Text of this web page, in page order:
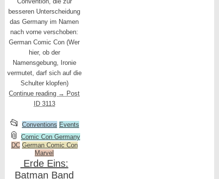
besseren Unterscheidung
das Germany im Namen
nach vorne verschoben:
German Comic Con (Wer
hier, ob der
Namensgebung, Ironie
vermutet, darf sich auf die
Schulter klopfen)
Continue reading → Post
ID 3113
📂 This
entry
was
posted
in
Conventions Events
📎 and
tagged
Comic Con Germany
DC German Comic Con
Marvel
Erde Eins:
Batman Band